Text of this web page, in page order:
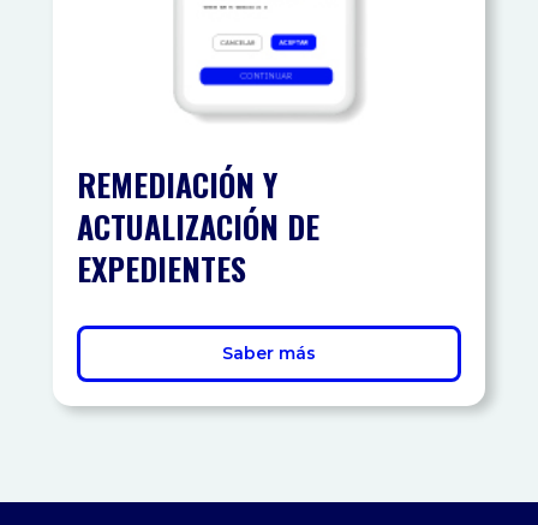
REMEDIACIÓN Y
ACTUALIZACIÓN DE
EXPEDIENTES
Saber más